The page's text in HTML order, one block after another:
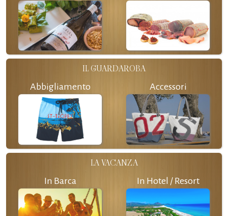
IL GUARDAROBA
Abbigliamento Accessori
LA VACANZA
In Barca In Hotel / Resort